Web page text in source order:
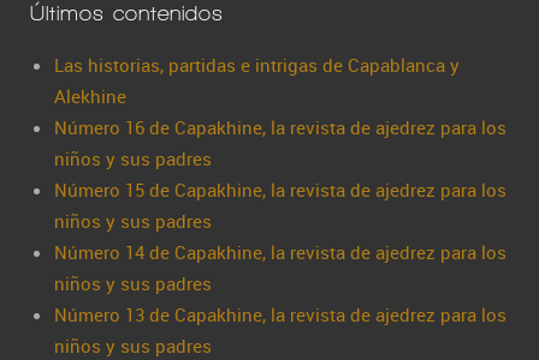
Últimos contenidos
Las historias, partidas e intrigas de Capablanca y
Alekhine
Número 16 de Capakhine, la revista de ajedrez para los
niños y sus padres
Número 15 de Capakhine, la revista de ajedrez para los
niños y sus padres
Número 14 de Capakhine, la revista de ajedrez para los
niños y sus padres
Número 13 de Capakhine, la revista de ajedrez para los
niños y sus padres